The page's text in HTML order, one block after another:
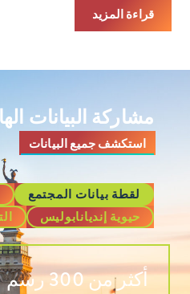
قراءة المزيد
مشاركة البيانات
استكشف جميع البيانات
لقطة بيانات المجتمع
حيوية إنديانابوليس
أكثر من